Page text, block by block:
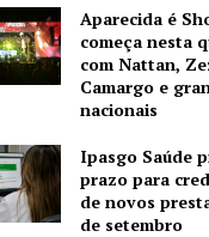
Aparecida é
começa nesta
com Nattan,
Camargo e
nacionais
Ipasgo Saúde
prazo para
de novos
de setembro